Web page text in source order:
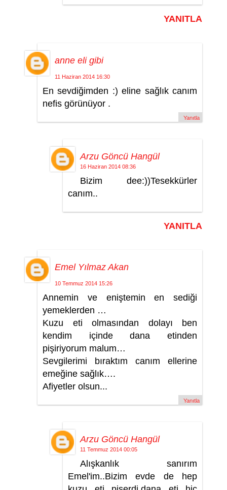
YANITLA
anne eli gibi
11 Haziran 2014 16:30
En sevdiğimden :) eline sağlık canım
nefis görünüyor .
Yanıtla
Arzu Göncü Hangül
16 Haziran 2014 08:36
Bizim dee:))Tesekkürler
canım..
YANITLA
Emel Yılmaz Akan
10 Temmuz 2014 15:26
Annemin ve eniştemin en sediği
yemeklerden …
Kuzu eti olmasından dolayı ben
kendim içinde dana etinden
pişiriyorum malum…
Sevgilerimi bıraktım canım ellerine
emeğine sağlık….
Afiyetler olsun...
Yanıtla
Arzu Göncü Hangül
11 Temmuz 2014 00:05
Alışkanlık sanırım
Emel'im..Bizim evde de hep